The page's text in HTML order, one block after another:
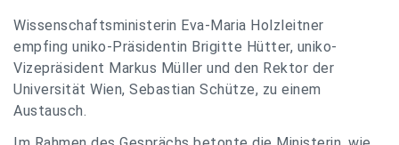
Wissenschaftsministerin Eva-Maria Holzleitner
empfing uniko-Präsidentin Brigitte Hütter, uniko-
Vizepräsident Markus Müller und den Rektor der
Universität Wien, Sebastian Schütze, zu einem
Austausch.